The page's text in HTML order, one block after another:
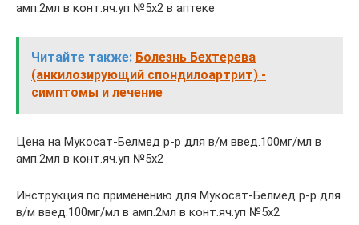
амп.2мл в конт.яч.уп №5х2 в аптеке
Читайте также: Болезнь Бехтерева
(анкилозирующий спондилоартрит) -
симптомы и лечение
Цена на Мукосат-Белмед р-р для в/м введ.100мг/мл в
амп.2мл в конт.яч.уп №5х2
Инструкция по применению для Мукосат-Белмед р-р для
в/м введ.100мг/мл в амп.2мл в конт.яч.уп №5х2